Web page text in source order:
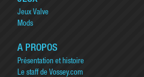
Jeux Valve
Mods
A PROPOS
Présentation et histoire
Le staff de Vossey.com